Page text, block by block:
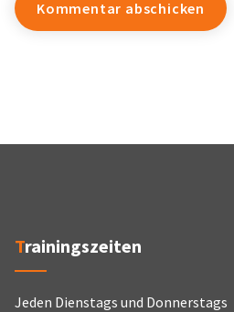
Trainingszeiten
Jeden Dienstags und Donnerstags